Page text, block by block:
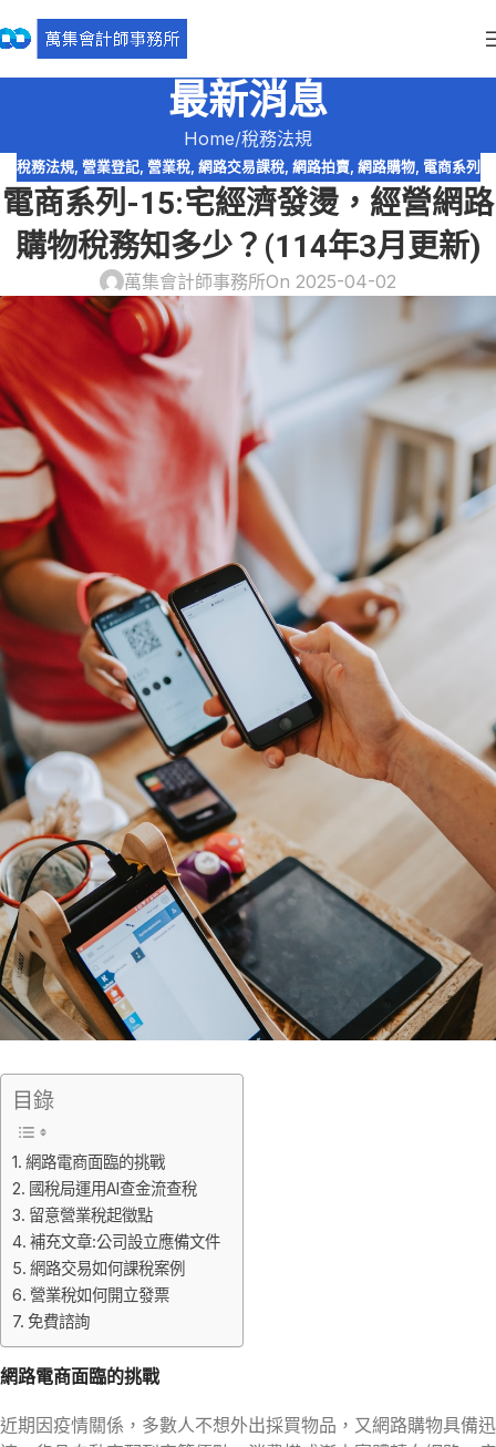
最新消息
Home 稅務法規
稅務法規, 營業登記, 營業稅, 網路交易課稅, 網路拍賣, 網路購物, 電商系列
電商系列-15:宅經濟發燙，經營網路
購物稅務知多少？(114年3月更新)
萬集會計師事務所On 2025-04-02
目錄
網路電商面臨的挑戰
國稅局運用AI查金流查稅
留意營業稅起徵點
補充文章:公司設立應備文件
網路交易如何課稅案例
營業稅如何開立發票
免費諮詢
網路電商面臨的挑戰
近期因疫情關係，多數人不想外出採買物品，又網路購物具備迅